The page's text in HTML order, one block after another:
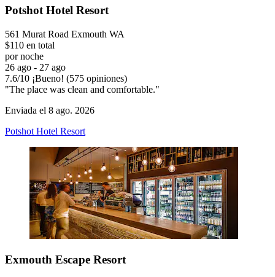
Potshot Hotel Resort
561 Murat Road Exmouth WA
$110 en total
por noche
26 ago - 27 ago
7.6/10 ¡Bueno! (575 opiniones)
"The place was clean and comfortable."
Enviada el 8 ago. 2026
Potshot Hotel Resort
Exmouth Escape Resort